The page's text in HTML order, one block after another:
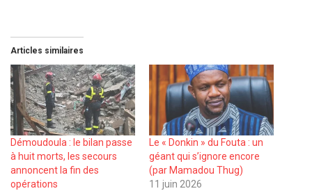
Articles similaires
Démoudoula : le bilan passe
à huit morts, les secours
annoncent la fin des
opérations
Le « Donkin » du Fouta : un
géant qui s’ignore encore
(par Mamadou Thug)
11 juin 2026